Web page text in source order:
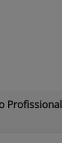
Profissional